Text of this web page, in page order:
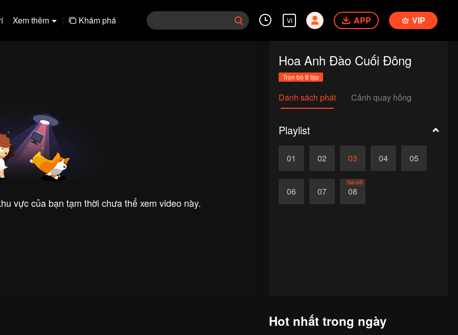
Xem thêm | Khám phá VI APP VIP
vực của bạn tạm thời chưa thể xem video này.
Hoa Anh Đào Cuối Đông
Trọn bộ 8 tập
Danh sách phát Cảnh quay hỏng
Playlist
01 02 03 04 05
06 07 08
Tập cuối
Hot nhất trong ngày